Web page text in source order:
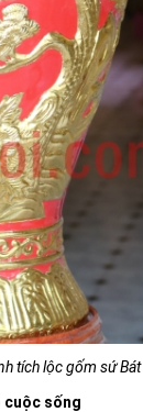
tích lộc gốm sứ Bát
cuộc sống